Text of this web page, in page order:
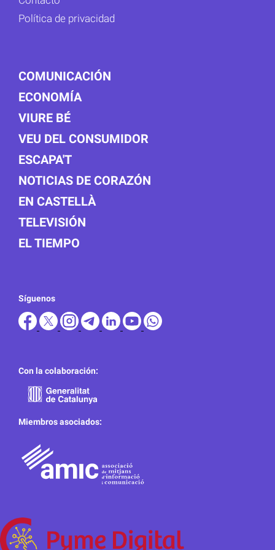
Política de privacidad
COMUNICACIÓN
ECONOMÍA
VIURE BÉ
VEU DEL CONSUMIDOR
ESCAPA'T
NOTICIAS DE CORAZÓN
EN CASTELLÀ
TELEVISIÓN
EL TIEMPO
Síguenos
Con la colaboración:
Miembros asociados: